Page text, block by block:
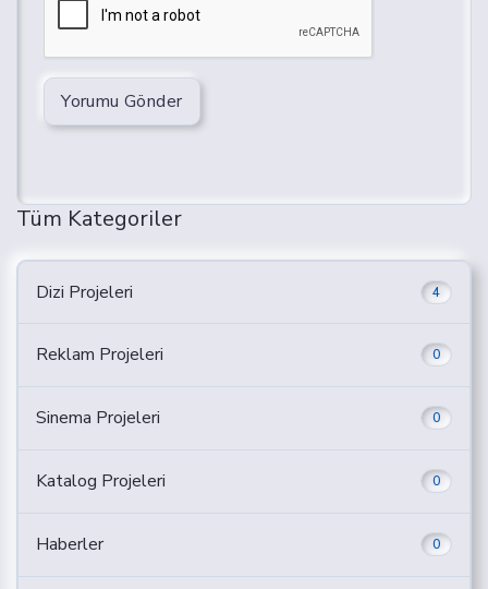
Yorumu Gönder
Tüm Kategoriler
Dizi Projeleri 4
Reklam Projeleri 0
Sinema Projeleri 0
Katalog Projeleri 0
Haberler 0